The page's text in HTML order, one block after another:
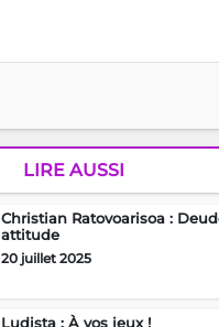
LIRE AUSSI
Christian Ratovoarisoa :
attitude
20 juillet 2025
Ludista : À vos jeux !